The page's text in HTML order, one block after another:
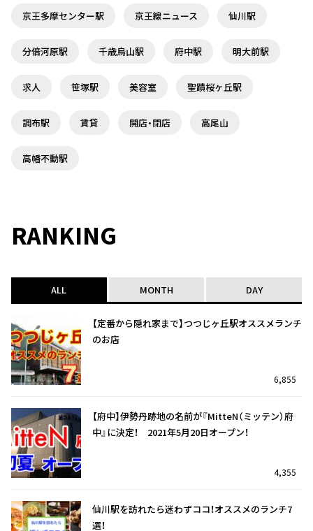
京王多摩センター駅 京王線ニュース 仙川駅
分倍河原駅 千歳烏山駅 府中駅 明大前駅
求人 笹塚駅 美容室 聖蹟桜ヶ丘駅
調布駅 賃貸 開店・閉店 高尾山
高幡不動駅
RANKING
ALL
【定番から隠れ家まで】つつじヶ丘駅オススメランチ
のお店
6,855
【府中】伊勢丹跡地の名前が『MitteN（ミッテン）府
中』に決定！ 2021年5月20日オープン！
4,355
仙川駅を訪れたら迷わずココ！オススメのランチ7
選！
MONTH DAY